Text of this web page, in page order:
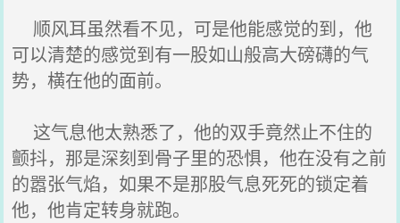
顺风耳虽然看不见，可是他能感觉的到，他
可以清楚的感觉到有一股如山般高大磅礴的气
势，横在他的面前。
这气息他太熟悉了，他的双手竟然止不住的
颤抖，那是深刻到骨子里的恐惧，他在没有之前
的嚣张气焰，如果不是那股气息死死的锁定着
他，他肯定转身就跑。